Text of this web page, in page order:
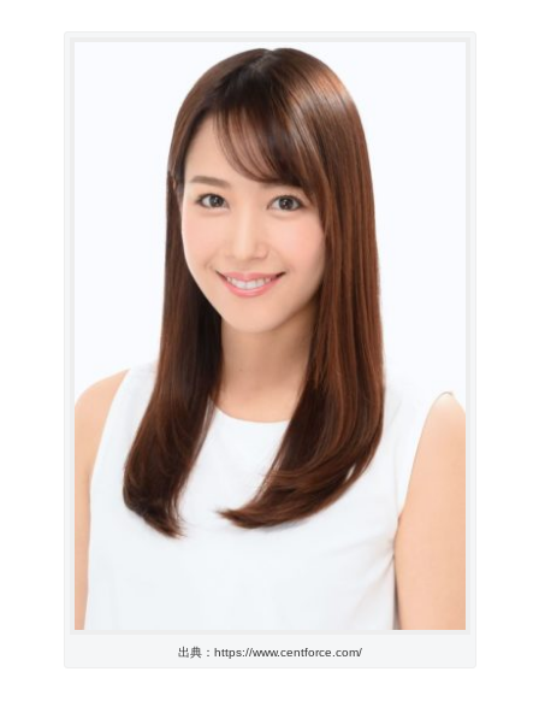
出典：https://www.centforce.com/